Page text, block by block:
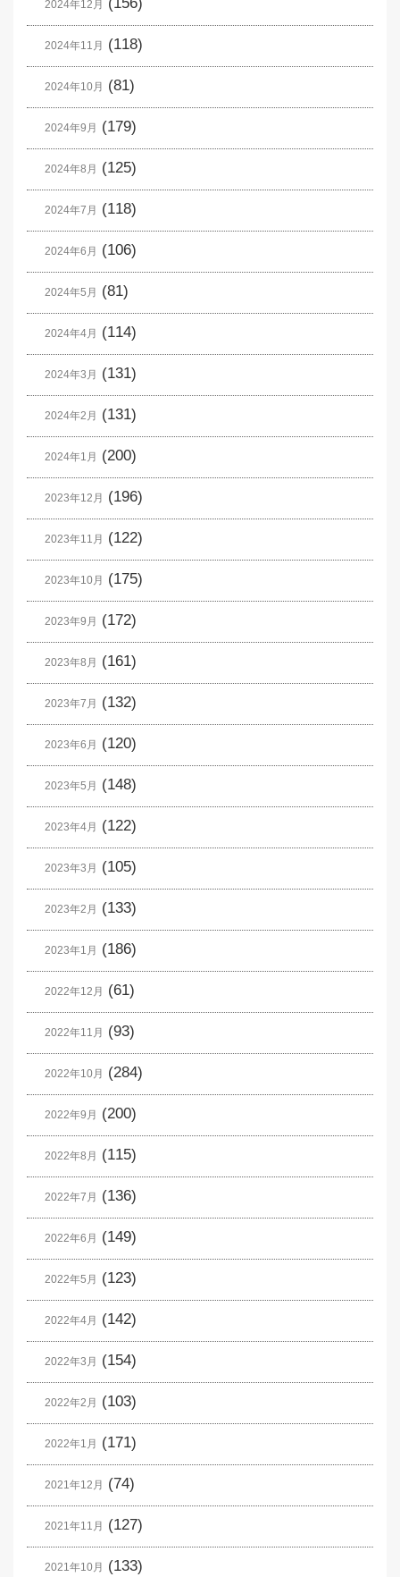
2024年12月
2024年11月 (118)
2024年10月 (81)
2024年9月 (179)
2024年8月 (125)
2024年7月 (118)
2024年6月 (106)
2024年5月 (81)
2024年4月 (114)
2024年3月 (131)
2024年2月 (131)
2024年1月 (200)
2023年12月 (196)
2023年11月 (122)
2023年10月 (175)
2023年9月 (172)
2023年8月 (161)
2023年7月 (132)
2023年6月 (120)
2023年5月 (148)
2023年4月 (122)
2023年3月 (105)
2023年2月 (133)
2023年1月 (186)
2022年12月 (61)
2022年11月 (93)
2022年10月 (284)
2022年9月 (200)
2022年8月 (115)
2022年7月 (136)
2022年6月 (149)
2022年5月 (123)
2022年4月 (142)
2022年3月 (154)
2022年2月 (103)
2022年1月 (171)
2021年12月 (74)
2021年11月 (127)
2021年10月 (133)